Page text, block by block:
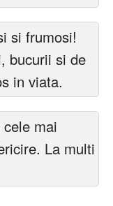
si frumosi!
bucurii si de
in viata.
mai
La multi